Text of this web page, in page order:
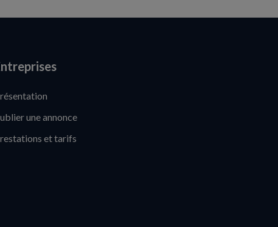
une annonce
et tarifs